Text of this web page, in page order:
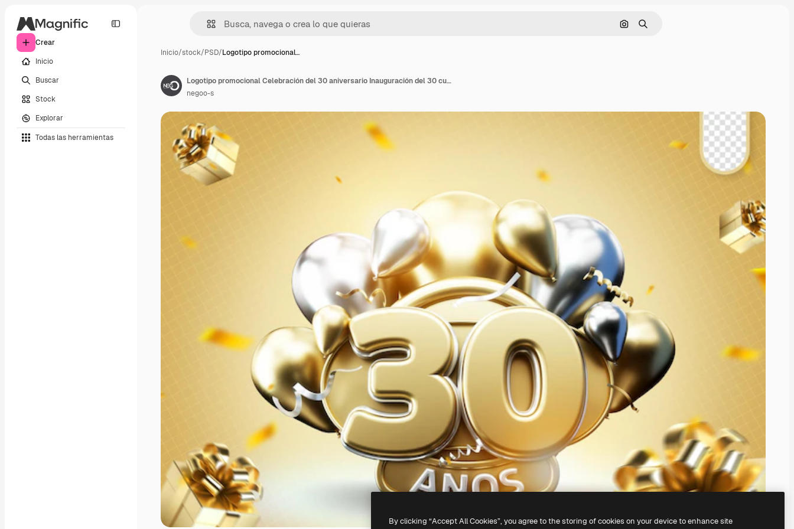
Crear
Inicio
Buscar
Stock
Explorar
Todas las herramientas
Buscar por imagen
Buscar
Inicio/stock/PSD/Logotipo promocional…
Logotipo promocional Celebración del 30 aniversario Inauguración del 30 cumpleaños
negoo-s
By clicking “Accept All Cookies”, you agree to the storing of cookies on your device to enhance site